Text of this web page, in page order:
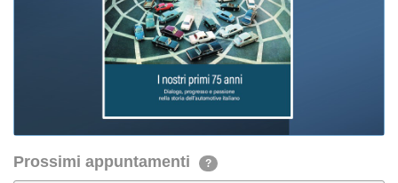
Prossimi appuntamenti ?